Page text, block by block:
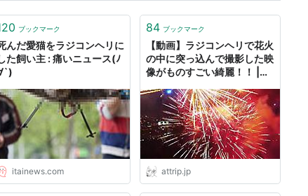
ブックマーク
んだ愛猫をラジコンヘリに
た飼い主 : 痛いニュース(ﾉ
itainews.com
84 ブックマーク
【動画】ラジコンヘリで花火
の中に突っ込んで撮影した映
像がものすごい綺麗！！ |
attrip.jp